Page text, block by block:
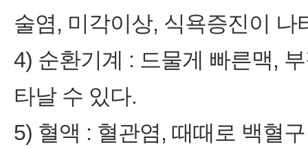
술염, 미각이상, 식욕증진이 나
4) 순환기계 : 드물게 빠른맥,
타날 수 있다.
5) 혈액 : 혈관염, 때때로 백혈